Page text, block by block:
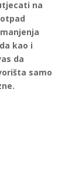
na
kao i
da
samo